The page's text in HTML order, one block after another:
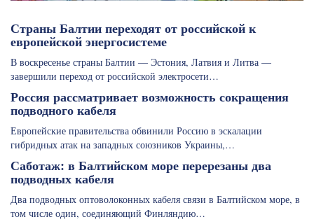
Страны Балтии переходят от российской к
европейской энергосистеме
В воскресенье страны Балтии — Эстония, Латвия и Литва —
завершили переход от российской электросети…
Россия рассматривает возможность сокращения
подводного кабеля
Европейские правительства обвинили Россию в эскалации
гибридных атак на западных союзников Украины,…
Саботаж: в Балтийском море перерезаны два
подводных кабеля
Два подводных оптоволоконных кабеля связи в Балтийском море, в
том числе один, соединяющий Финляндию…